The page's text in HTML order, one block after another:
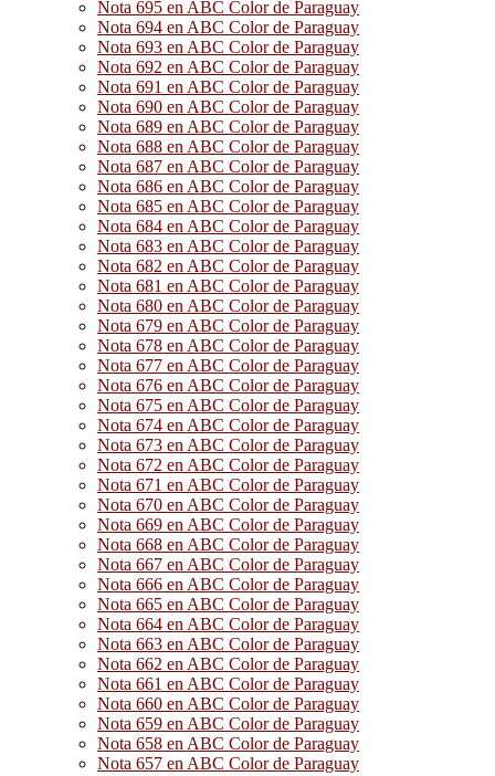
Nota 695 en ABC Color de Paraguay
Nota 694 en ABC Color de Paraguay
Nota 693 en ABC Color de Paraguay
Nota 692 en ABC Color de Paraguay
Nota 691 en ABC Color de Paraguay
Nota 690 en ABC Color de Paraguay
Nota 689 en ABC Color de Paraguay
Nota 688 en ABC Color de Paraguay
Nota 687 en ABC Color de Paraguay
Nota 686 en ABC Color de Paraguay
Nota 685 en ABC Color de Paraguay
Nota 684 en ABC Color de Paraguay
Nota 683 en ABC Color de Paraguay
Nota 682 en ABC Color de Paraguay
Nota 681 en ABC Color de Paraguay
Nota 680 en ABC Color de Paraguay
Nota 679 en ABC Color de Paraguay
Nota 678 en ABC Color de Paraguay
Nota 677 en ABC Color de Paraguay
Nota 676 en ABC Color de Paraguay
Nota 675 en ABC Color de Paraguay
Nota 674 en ABC Color de Paraguay
Nota 673 en ABC Color de Paraguay
Nota 672 en ABC Color de Paraguay
Nota 671 en ABC Color de Paraguay
Nota 670 en ABC Color de Paraguay
Nota 669 en ABC Color de Paraguay
Nota 668 en ABC Color de Paraguay
Nota 667 en ABC Color de Paraguay
Nota 666 en ABC Color de Paraguay
Nota 665 en ABC Color de Paraguay
Nota 664 en ABC Color de Paraguay
Nota 663 en ABC Color de Paraguay
Nota 662 en ABC Color de Paraguay
Nota 661 en ABC Color de Paraguay
Nota 660 en ABC Color de Paraguay
Nota 659 en ABC Color de Paraguay
Nota 658 en ABC Color de Paraguay
Nota 657 en ABC Color de Paraguay